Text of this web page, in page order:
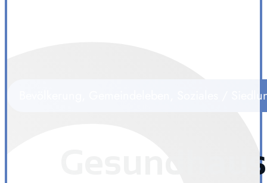
Bevölkerung, Gemeindeleben, Soziales /